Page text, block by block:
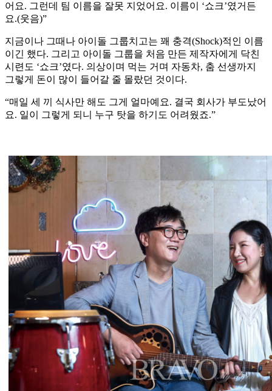
어요. 그런데 팀 이름을 잘못 지었어요. 이름이 ‘쇼크’였거든
요.(웃음)”
지금이나 그때나 아이돌 그룹치고는 꽤 충격(Shock)적인 이름
이긴 했다. 그리고 아이돌 그룹을 처음 만든 제작자에게 닥친
시련도 ‘쇼크’였다. 의상이며 먹는 거며 자동차, 춤 선생까지
그렇게 돈이 많이 들어갈 줄 몰랐던 것이다.
“매일 세 끼 식사만 해도 그게 얼마예요. 결국 회사가 부도났어
요. 일이 그렇게 되니 누구 탓을 하기도 어려웠죠.”